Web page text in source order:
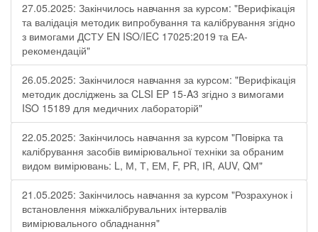
27.05.2025: Закінчилось навчання за курсом: "Верифікація
та валідація методик випробування та калібрування згідно
з вимогами ДСТУ EN ISO/IEC 17025:2019 та ЕА-
рекомендацій"
26.05.2025: Закінчилося навчання за курсом: "Верифікація
методик досліджень за CLSI EP 15-A3 згідно з вимогами
ISO 15189 для медичних лабораторій"
22.05.2025: Закінчилось навчання за курсом "Повірка та
калібрування засобів вимірювальної техніки за обраним
видом вимірювань: L, М, Т, ЕМ, F, РR, ІR, АUV, QМ"
21.05.2025: Закінчилось навчання за курсом "Розрахунок і
встановлення міжкалібрувальних інтервалів
вимірювального обладнання"